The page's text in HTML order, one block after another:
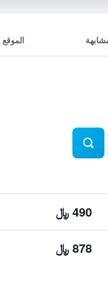
الموقع
490 ﷼
878 ﷼